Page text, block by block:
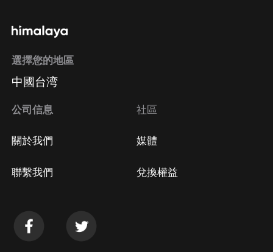
選擇您的地區
中國台湾
公司信息
關於我們
聯繫我們
社區
媒體
兌換權益